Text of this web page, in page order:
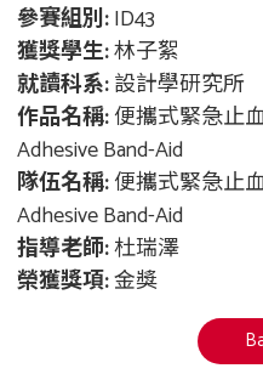
參賽組別:ID43
獲獎學生:林子絮
就讀科系:設計學研究所
作品名稱:便攜式緊急止
Adhesive Band-Aid
隊伍名稱:便攜式緊急止
Adhesive Band-Aid
指導老師:杜瑞澤
榮獲獎項:金獎